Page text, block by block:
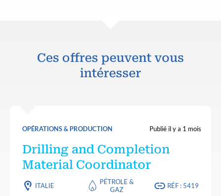
Ces offres peuvent vous
intéresser
OPÉRATIONS & PRODUCTION Publié il y a 1 mois
Drilling and Completion
Material Coordinator
ITALIE
PÉTROLE &
GAZ
RÉF : 5419